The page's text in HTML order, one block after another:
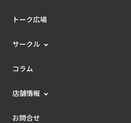
トーク広場
サークル
コラム
店舗情報
お問合せ